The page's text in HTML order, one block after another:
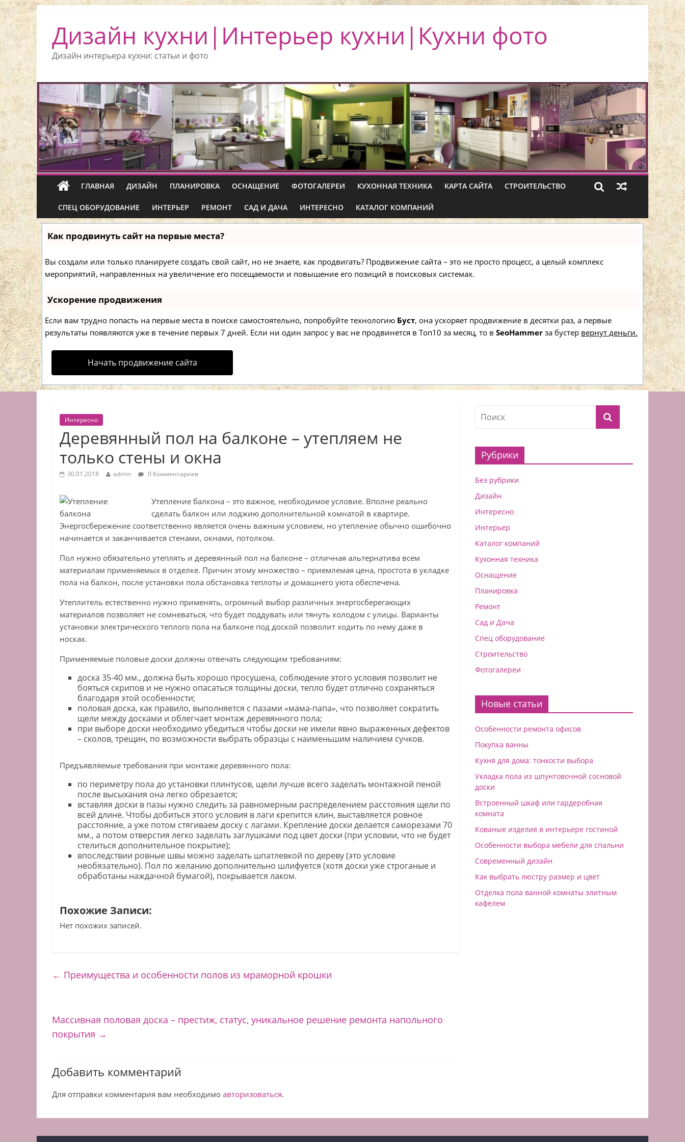
Дизайн кухни|Интерьер кухни|Кухни фото
Дизайн интерьера кухни: статьи и фото
ГЛАВНАЯ ДИЗАЙН ПЛАНИРОВКА ОСНАЩЕНИЕ ФОТОГАЛЕРЕИ КУХОННАЯ ТЕХНИКА КАРТА САЙТА СТРОИТЕЛЬСТВО
СПЕЦ ОБОРУДОВАНИЕ ИНТЕРЬЕР РЕМОНТ САД И ДАЧА ИНТЕРЕСНО КАТАЛОГ КОМПАНИЙ
Как продвинуть сайт на первые места?
Вы создали или только планируете создать свой сайт, но не знаете, как продвигать? Продвижение сайта – это не просто процесс, а целый комплекс
мероприятий, направленных на увеличение его посещаемости и повышение его позиций в поисковых системах.
Ускорение продвижения
Если вам трудно попасть на первые места в поиске самостоятельно, попробуйте технологию Буст, она ускоряет продвижение в десятки раз, а первые
результаты появляются уже в течение первых 7 дней. Если ни один запрос у вас не продвинется в Топ10 за месяц, то в SeoHammer за бустер вернут деньги.
Начать продвижение сайта
Интересно
Деревянный пол на балконе – утепляем не
только стены и окна
30.01.2018 admin 0 Комментариев
Утепление балкона – это важное, необходимое условие. Вполне реально
сделать балкон или лоджию дополнительной комнатой в квартире.
Энергосбережение соответственно является очень важным условием, но утепление обычно ошибочно
начинается и заканчивается стенами, окнами, потолком.
Пол нужно обязательно утеплять и деревянный пол на балконе – отличная альтернатива всем
материалам применяемых в отделке. Причин этому множество – приемлемая цена, простота в укладке
пола на балкон, после установки пола обстановка теплоты и домашнего уюта обеспечена.
Утеплитель естественно нужно применять, огромный выбор различных энергосберегающих
материалов позволяет не сомневаться, что будет поддувать или тянуть холодом с улицы. Варианты
установки электрического теплого пола на балконе под доской позволит ходить по нему даже в
носках.
Применяемые половые доски должны отвечать следующим требованиям:
доска 35-40 мм., должна быть хорошо просушена, соблюдение этого условия позволит не
бояться скрипов и не нужно опасаться толщины доски, тепло будет отлично сохраняться
благодаря этой особенности;
половая доска, как правило, выполняется с пазами «мама-папа», что позволяет сократить
щели между досками и облегчает монтаж деревянного пола;
при выборе доски необходимо убедиться чтобы доски не имели явно выраженных дефектов
– сколов, трещин, по возможности выбрать образцы с наименьшим наличием сучков.
Предъявляемые требования при монтаже деревянного пола:
по периметру пола до установки плинтусов, щели лучше всего заделать монтажной пеной
после высыхания она легко обрезается;
вставляя доски в пазы нужно следить за равномерным распределением расстояния щели по
всей длине. Чтобы добиться этого условия в лаги крепится клин, выставляется ровное
расстояние, а уже потом стягиваем доску с лагами. Крепление доски делается саморезами 70
мм., а потом отверстия легко заделать заглушками под цвет доски (при условии, что не будет
стелиться дополнительное покрытие);
впоследствии ровные швы можно заделать шпатлевкой по дереву (это условие
необязательно). Пол по желанию дополнительно шлифуется (хотя доски уже строганые и
обработаны наждачной бумагой), покрывается лаком.
Похожие Записи:
Нет похожих записей.
← Преимущества и особенности полов из мраморной крошки
Массивная половая доска – престиж, статус, уникальное решение ремонта напольного
покрытия →
Добавить комментарий
Для отправки комментария вам необходимо авторизоваться.
Рубрики
Без рубрики
Дизайн
Интересно
Интерьер
Каталог компаний
Кухонная техника
Оснащение
Планировка
Ремонт
Сад и Дача
Спец оборудование
Строительство
Фотогалереи
Новые статьи
Особенности ремонта офисов
Покупка ванны
Кухня для дома: тонкости выбора
Укладка пола из шпунтовочной сосновой
доски
Встроенный шкаф или гардеробная
комната
Кованые изделия в интерьере гостиной
Особенности выбора мебели для спальни
Современный дизайн
Как выбрать люстру размер и цвет
Отделка пола ванной комнаты элитным
кафелем